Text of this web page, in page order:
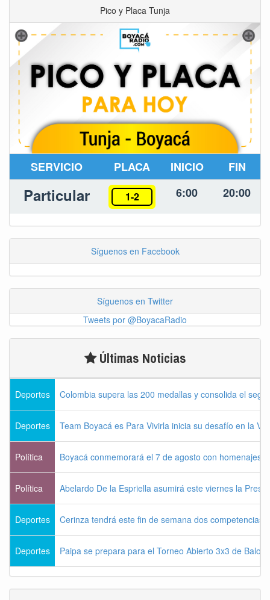
Pico y Placa Tunja
SERVICIO PLACA INICIO FIN
Particular 1-2 6:00 20:00
Síguenos en Facebook
Síguenos en Twitter
Tweets por @BoyacaRadio
Últimas Noticias
Deportes Colombia supera las 200 medallas y consolida el
Deportes Team Boyacá es Para Vivirla inicia su desafío en la
Política Boyacá conmemorará el 7 de agosto con homenajes
Política Abelardo De la Espriella asumirá este viernes la
Deportes Cerinza tendrá este fin de semana dos competencias
Deportes Paipa se prepara para el Torneo Abierto 3x3 de